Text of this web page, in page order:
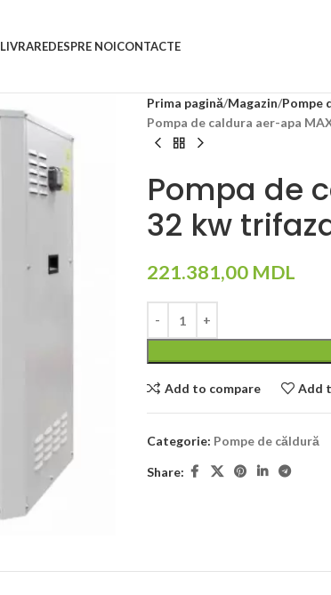
LIVRAREDESPRE NOICONTACTE
Prima pagină Magazin Pompe
Pompa de caldura aer-apa
Pompa de
32 kw
221.381,00 MDL
Add to compare Add
Categorie: Pompe de căldură
Share: